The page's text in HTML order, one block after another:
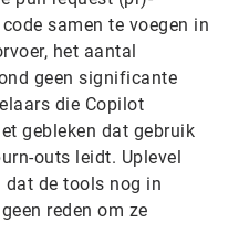
samen te voegen in
het aantal
geen significante
die Copilot
gebleken dat gebruik
outs leidt. Uplevel
de tools nog in
reden om ze